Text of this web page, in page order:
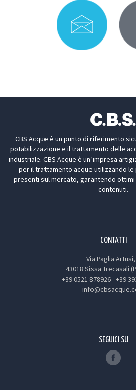
CBS Acque è un punto di riferimento
potabilizzazione e il trattamento delle
industriale. CBS Acque è un’impresa
per il trattamento acque utilizzando
presenti sul mercato, garantendo
contenuti.
CONTATTI
Via Paglia
43018 Sissa Trecasali
+39 0521 878926-+39
SEGUICI SU